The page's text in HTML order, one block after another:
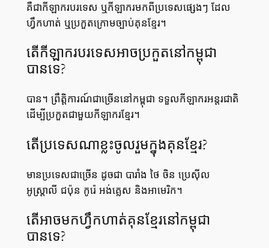
គឺជាកីឡាករបរទេស ឬកីឡាករមកពីប្រទេសផ្សេងៗ ដែល
ហ្វឹកហាត់ ឬប្រកួតក្រោមច្បាប់គុនខ្មែរ។
តើកីឡាករបរទេសអាចប្រកួតនៅកម្ពុជា
បានទេ?
បាន។ ព្រឹត្តិការណ៍ជាច្រើននៅកម្ពុជា ទទួលកីឡាករអន្តរជាតិ
ដើម្បីប្រកួតជាមួយកីឡាករខ្មែរ។
តើប្រទេសណាខ្លះចូលរួមក្នុងគុនខ្មែរ?
មានប្រទេសជាច្រើន ដូចជា បារាំង ថៃ ចិន ប្រេស៊ីល
អូស្ត្រាលី ជប៉ុន កូរ៉េ អង់គ្លេស និងអាមេរិក។
តើអាចមកហ្វឹកហាត់គុនខ្មែរនៅកម្ពុជា
បានទេ?